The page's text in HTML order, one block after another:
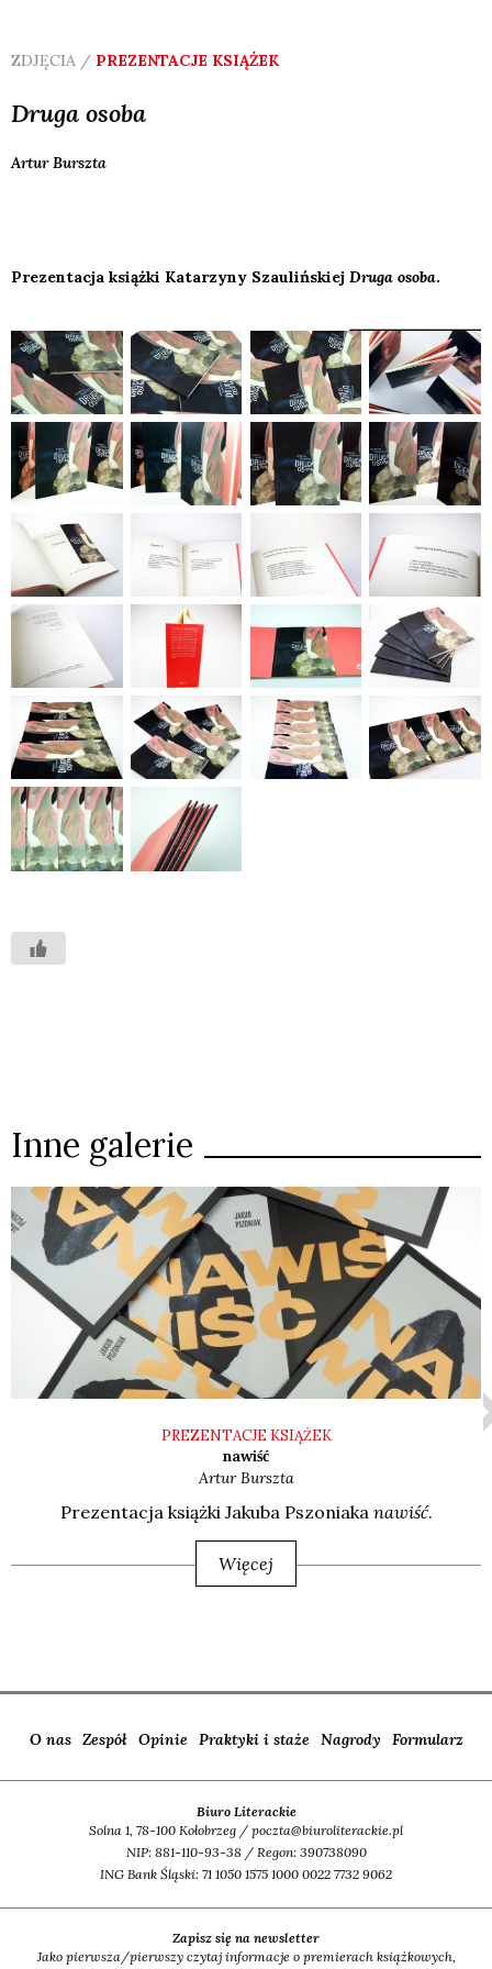
ZDJĘCIA / PREZENTACJE KSIĄŻEK
Druga osoba
ArturBurszta
Prezentacja książki Katarzyny Szaulińskiej Druga osoba.
Inne galerie
PREZENTACJE KSIĄŻEK
nawiść
ArturBurszta
Pre­zen­ta­cja książ­ki Jaku­ba Pszo­nia­ka nawiść.
Więcej
O nas Zespół Opinie Praktyki i staże Nagrody Formularz
Biuro Literackie
Solna 1, 78-100 Kołobrzeg / poczta@biuroliterackie.pl
NIP: 881-110-93-38 / Regon: 390738090
ING Bank Śląski: 71 1050 1575 1000 0022 7732 9062
Zapisz się na newsletter
Jako pierwsza/pierwszy czytaj informacje o premierach książkowych,